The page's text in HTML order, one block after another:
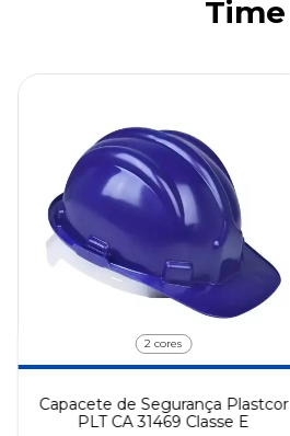
Time
2 cores
Capacete de Segurança Plastcor
PLT CA 31469 Classe E